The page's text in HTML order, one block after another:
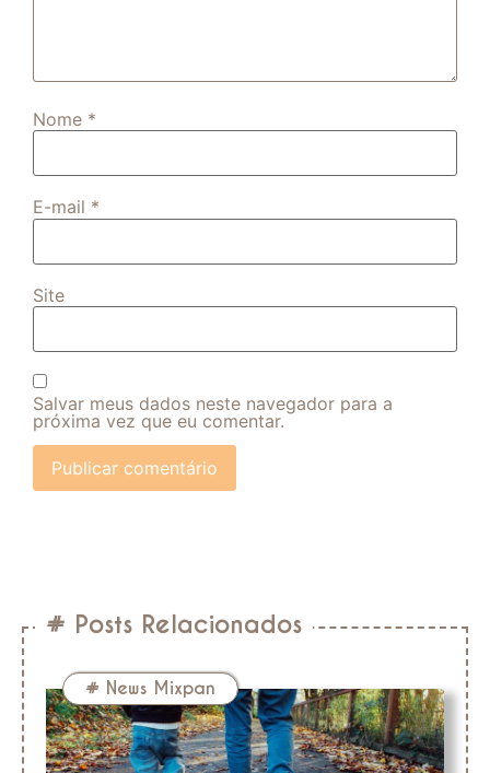
Nome *
E-mail *
Site
Salvar meus dados neste navegador para a
próxima vez que eu comentar.
# Posts Relacionados
# News Mixpan